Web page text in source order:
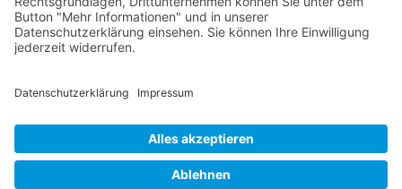
Webinare
Referenten
Neuigkeiten
Newsletter
News